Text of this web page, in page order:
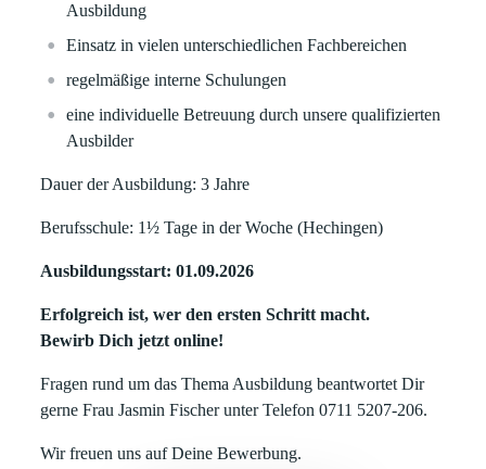
Ausbildung
Einsatz in vielen unterschiedlichen Fachbereichen
regelmäßige interne Schulungen
eine individuelle Betreuung durch unsere qualifizierten
Ausbilder
Dauer der Ausbildung: 3 Jahre
Berufsschule: 1½ Tage in der Woche (Hechingen)
Ausbildungsstart: 01.09.2026
Erfolgreich ist, wer den ersten Schritt macht.
Bewirb Dich jetzt online!
Fragen rund um das Thema Ausbildung beantwortet Dir
gerne Frau Jasmin Fischer unter Telefon 0711 5207-206.
Wir freuen uns auf Deine Bewerbung.